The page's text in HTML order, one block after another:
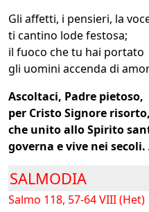
Gli affetti, i pensieri, la
ti cantino lode festosa;
il fuoco che tu hai portato
gli uomini accenda di
Ascoltaci, Padre pietoso,
per Cristo Signore risorto,
che unito allo Spirito
governa e vive nei secoli.
SALMODIA
Salmo 118, 57-64 VIII (Het)